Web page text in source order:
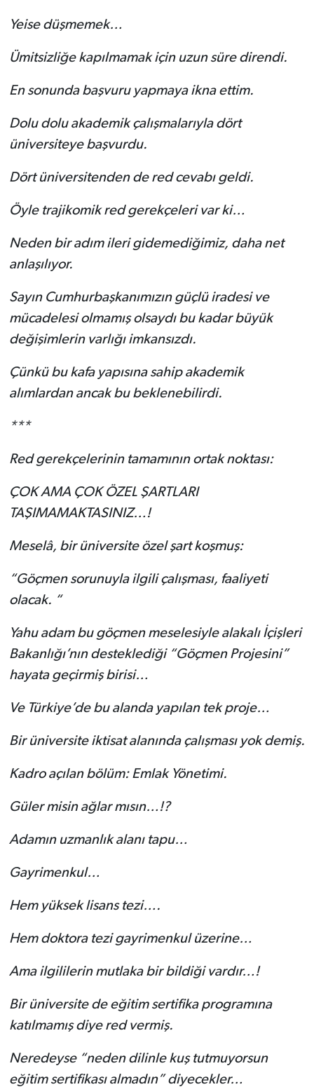
Yeise düşmemek…
Ümitsizliğe kapılmamak için uzun süre direndi.
En sonunda başvuru yapmaya ikna ettim.
Dolu dolu akademik çalışmalarıyla dört
üniversiteye başvurdu.
Dört üniversitenden de red cevabı geldi.
Öyle trajikomik red gerekçeleri var ki…
Neden bir adım ileri gidemediğimiz, daha net
anlaşılıyor.
Sayın Cumhurbaşkanımızın güçlü iradesi ve
mücadelesi olmamış olsaydı bu kadar büyük
değişimlerin varlığı imkansızdı.
Çünkü bu kafa yapısına sahip akademik
alımlardan ancak bu beklenebilirdi.
***
Red gerekçelerinin tamamının ortak noktası:
ÇOK AMA ÇOK ÖZEL ŞARTLARI
TAŞIMAMAKTASINIZ…!
Meselâ, bir üniversite özel şart koşmuş:
“Göçmen sorunuyla ilgili çalışması, faaliyeti
olacak. “
Yahu adam bu göçmen meselesiyle alakalı İçişleri
Bakanlığı’nın desteklediği “Göçmen Projesini”
hayata geçirmiş birisi…
Ve Türkiye’de bu alanda yapılan tek proje…
Bir üniversite iktisat alanında çalışması yok demiş.
Kadro açılan bölüm: Emlak Yönetimi.
Güler misin ağlar mısın…!?
Adamın uzmanlık alanı tapu…
Gayrimenkul…
Hem yüksek lisans tezi….
Hem doktora tezi gayrimenkul üzerine…
Ama ilgililerin mutlaka bir bildiği vardır…!
Bir üniversite de eğitim sertifika programına
katılmamış diye red vermiş.
Neredeyse “neden dilinle kuş tutmuyorsun
eğitim sertifikası almadın” diyecekler…